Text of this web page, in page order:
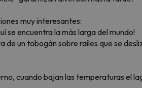
muy interesantes:
se encuentra la más larga del mundo!
un tobogán sobre raíles que se
cuando bajan las temperaturas el